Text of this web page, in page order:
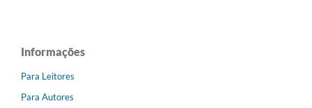
Informações
Para Leitores
Para Autores